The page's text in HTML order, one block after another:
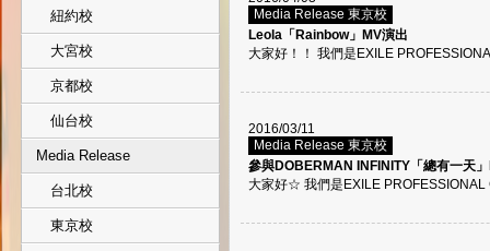
紐約校
大宮校
京都校
仙台校
Media Release
台北校
東京校
Media Release 東京校
Leola「Rainbow」MV演出
大家好！！ 我們是EXILE
2016/03/11
Media Release 東京校
參與DOBERMAN INFINITY「總有一天
大家好☆ 我們是EXILE